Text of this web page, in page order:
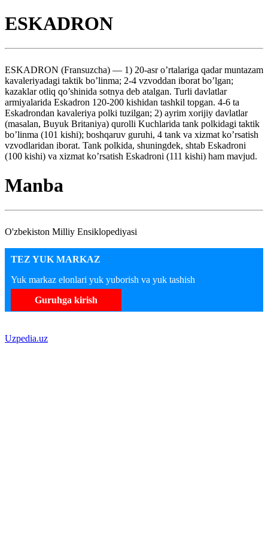
ESKADRON
ESKADRON (Fransuzcha) — 1) 20-asr o’rtalariga qadar muntazam
kavaleriyadagi taktik bo’linma; 2-4 vzvoddan iborat bo’lgan;
kazaklar otliq qo’shinida sotnya deb atalgan. Turli davlatlar
armiyalarida Eskadron 120-200 kishidan tashkil topgan. 4-6 ta
Eskadrondan kavaleriya polki tuzilgan; 2) ayrim xorijiy davlatlar
(masalan, Buyuk Britaniya) qurolli Kuchlarida tank polkidagi taktik
bo’linma (101 kishi); boshqaruv guruhi, 4 tank va xizmat ko’rsatish
vzvodlaridan iborat. Tank polkida, shuningdek, shtab Eskadroni
(100 kishi) va xizmat ko’rsatish Eskadroni (111 kishi) ham mavjud.
Manba
O'zbekiston Milliy Ensiklopediyasi
TEZ YUK MARKAZ
Yuk markaz elonlari yuk yuborish va yuk tashish
Guruhga kirish
Uzpedia.uz